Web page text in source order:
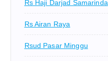
Rs Haji Darjad Samarinda
Rs Airan Raya
Rsud Pasar Minggu